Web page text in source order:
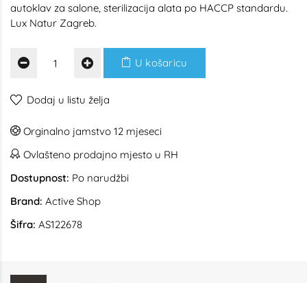
autoklav za salone, sterilizacija alata po HACCP standardu.
Lux Natur Zagreb.
U košaricu
Dodaj u listu želja
Orginalno jamstvo 12 mjeseci
Ovlašteno prodajno mjesto u RH
Dostupnost: Po narudžbi
Brand: Active Shop
Šifra: AS122678